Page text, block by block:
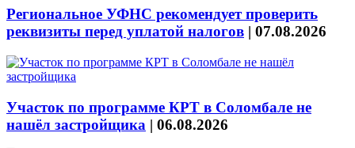
Региональное УФНС рекомендует проверить
реквизиты перед уплатой налогов | 07.08.2026
Участок по программе КРТ в Соломбале не
нашёл застройщика | 06.08.2026